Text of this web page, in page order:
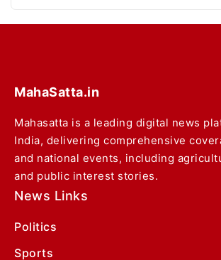
MahaSatta.in
Mahasatta is a leading digital news
India, delivering comprehensive
and national events, including
and public interest stories.
News Links
Politics
Sports